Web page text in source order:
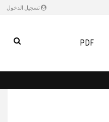
تسجيل الدخول
PDF